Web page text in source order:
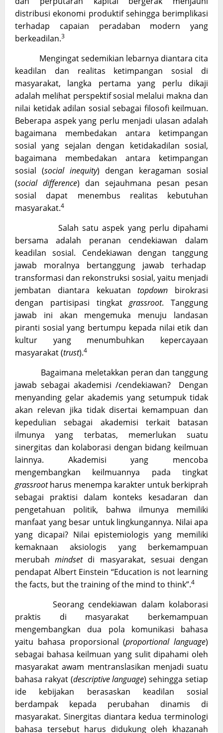
distribusi ekonomi produktif sehingga berimplikasi
terhadap capaian peradaban modern yang
berkeadilan.3
Mengingat sedemikian lebarnya diantara cita
keadilan dan realitas ketimpangan sosial di
masyarakat, langka pertama yang perlu dikaji
adalah melihat perspektif sosial melalui makna dan
nilai ketidak adilan sosial sebagai filosofi keilmuan.
Beberapa aspek yang perlu menjadi ulasan adalah
bagaimana membedakan antara ketimpangan
sosial yang sejalan dengan ketidakadilan sosial,
bagaimana membedakan antara ketimpangan
sosial (social inequity) dengan keragaman sosial
(social difference) dan sejauhmana pesan pesan
sosial dapat menembus realitas kebutuhan
masyarakat.4
Salah satu aspek yang perlu dipahami
bersama adalah peranan cendekiawan dalam
keadilan sosial. Cendekiawan dengan tanggung
jawab moralnya bertanggung jawab terhadap
transformasi dan rekonstruksi sosial, yaitu menjadi
jembatan diantara kekuatantopdown birokrasi
dengan partisipasi tingkatgrassroot. Tanggung
jawab ini akan mengemuka menuju landasan
piranti sosial yang bertumpu kepada nilai etik dan
kultur yang menumbuhkan kepercayaan
masyarakat (trust).4
Bagaimana meletakkan peran dan tanggung
jawab sebagai akademisi /cendekiawan? Dengan
menyanding gelar akademis yang setumpuk tidak
akan relevan jika tidak disertai kemampuan dan
kepedulian sebagai akademisi terkait batasan
ilmunya yang terbatas, memerlukan suatu
sinergitas dan kolaborasi dengan bidang keilmuan
lainnya. Akademisi yang mencoba
mengembangkan keilmuannya pada tingkat
grassrootharus menempa karakter untuk berkiprah
sebagai praktisi dalam konteks kesadaran dan
pengetahuan politik, bahwa ilmunya memiliki
manfaat yang besar untuk lingkungannya. Nilai apa
yang dicapai? Nilai epistemiologis yang memiliki
kemaknaan aksiologis yang berkemampuan
merubahmindsetdi masyarakat, sesuai dengan
pendapat Albert Einstein “Education is not learning
the facts, but the training of the mind to think”.4
Seorang cendekiawan dalam kolaborasi
praktis di masyarakat berkemampuan
mengembangkan dua pola komunikasi bahasa
yaitu bahasa proporsional (proportional language)
sebagai bahasa keilmuan yang sulit dipahami oleh
masyarakat awam mentranslasikan menjadi suatu
bahasa rakyat (descriptive language) sehingga setiap
ide kebijakan berasaskan keadilan sosial
berdampak kepada perubahan dinamis di
masyarakat. Sinergitas diantara kedua terminologi
bahasa tersebut harus didukung oleh khazanah